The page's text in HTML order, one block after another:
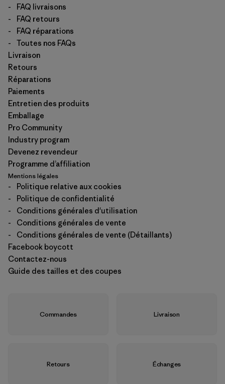
-
FAQ livraisons
-
FAQ retours
-
FAQ réparations
-
Toutes nos FAQs
Livraison
Retours
Réparations
Paiements
Entretien des produits
Emballage
Pro Community
Industry program
Devenez revendeur
Programme d’affiliation
Mentions légales
-
Politique relative aux cookies
-
Politique de confidentialité
-
Conditions générales d'utilisation
-
Conditions générales de vente
-
Conditions générales de vente (Détaillants)
Facebook boycott
Contactez-nous
Guide des tailles et des coupes
Commandes Livraison
Retours Échanges